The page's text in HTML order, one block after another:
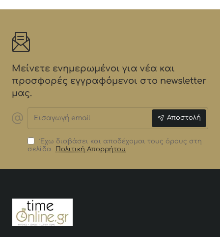
Μείνετε ενημερωμένοι για νέα και
προσφορές εγγραφόμενοι στο newsletter
μας.
email
Αποστολή
Έχω διαβάσει και αποδέχομαι τους όρους στη
σελίδα
Πολιτική Απορρήτου